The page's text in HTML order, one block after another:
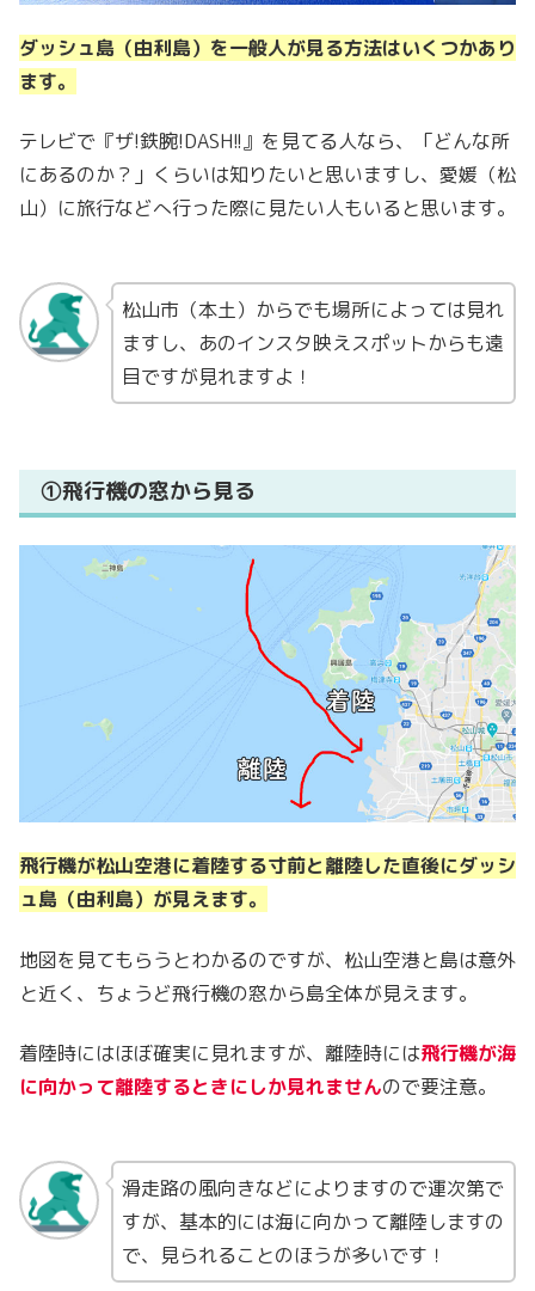
ダッシュ島（由利島）を一般人が見る方法はいくつかあり
ます。
テレビで『ザ!鉄腕!DASH!!』を見てる人なら、「どんな所
にあるのか？」くらいは知りたいと思いますし、愛媛（松
山）に旅行などへ行った際に見たい人もいると思います。
松山市（本土）からでも場所によっては見れ
ますし、あのインスタ映えスポットからも遠
目ですが見れますよ！
①飛行機の窓から見る
飛行機が松山空港に着陸する寸前と離陸した直後にダッシ
ュ島（由利島）が見えます。
地図を見てもらうとわかるのですが、松山空港と島は意外
と近く、ちょうど飛行機の窓から島全体が見えます。
着陸時にはほぼ確実に見れますが、離陸時には飛行機が海
に向かって離陸するときにしか見れませんので要注意。
滑走路の風向きなどによりますので運次第で
すが、基本的には海に向かって離陸しますの
で、見られることのほうが多いです！